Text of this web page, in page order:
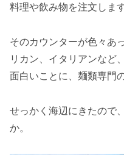
料理や飲み物を注文します
そのカウンターが色々あ
リカン、イタリアンなど
面白いことに、麺類専門
せっかく海辺にきたので
か。